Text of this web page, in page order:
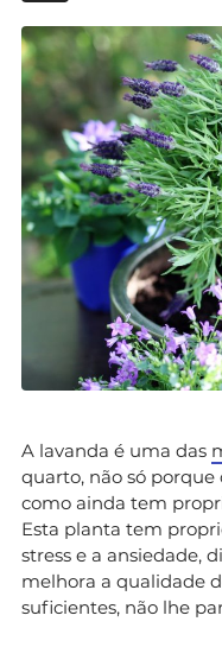
A lavanda é uma das
quarto, não só
como ainda tem
Esta planta tem
stress e a ansiedade,
melhora a qualidade
suficientes, não lhe